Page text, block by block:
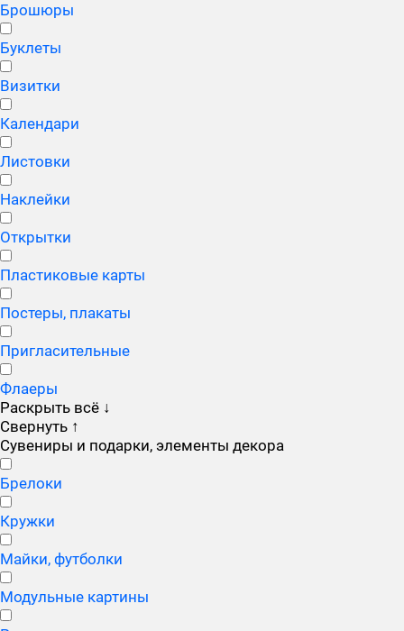
Брошюры
Буклеты
Визитки
Календари
Листовки
Наклейки
Открытки
Пластиковые карты
Постеры, плакаты
Пригласительные
Флаеры
Раскрыть всё ↓
Свернуть ↑
Сувениры и подарки, элементы декора
Брелоки
Кружки
Майки, футболки
Модульные картины